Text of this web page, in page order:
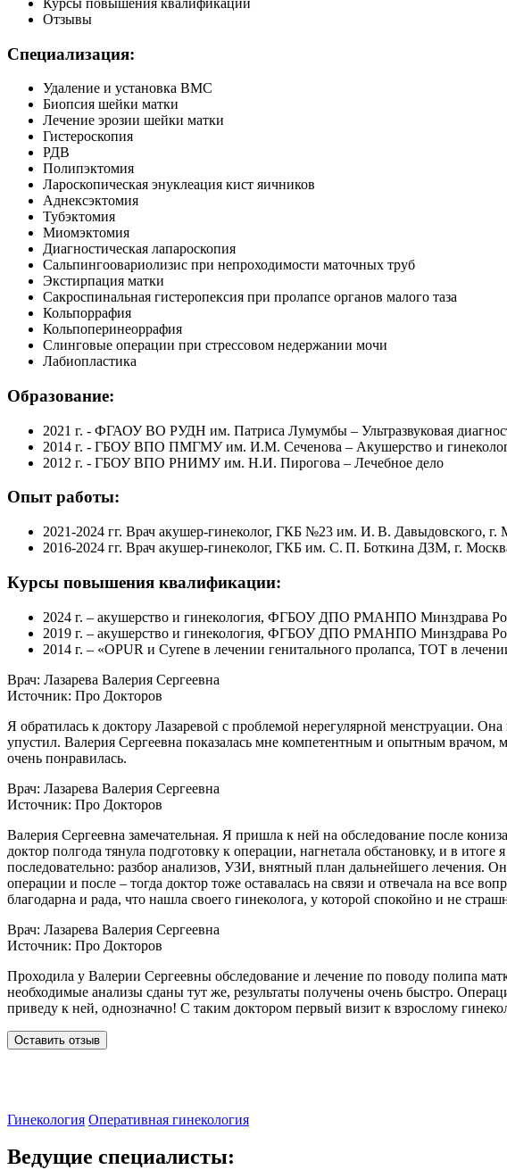
Отзывы
Специализация:
Удаление и установка ВМС
Биопсия шейки матки
Лечение эрозии шейки матки
Гистероскопия
РДВ
Полипэктомия
Лароскопическая энуклеация кист яичников
Аднексэктомия
Тубэктомия
Миомэктомия
Диагностическая лапароскопия
Сальпингоовариолизис при непроходимости маточных труб
Экстирпация матки
Сакроспинальная гистеропексия при пролапсе органов малого таза
Кольпоррафия
Кольпоперинеоррафия
Слинговые операции при стрессовом недержании мочи
Лабиопластика
Образование:
2021 г. - ФГАОУ ВО РУДН им. Патриса Лумумбы – Ультразвуковая
2014 г. - ГБОУ ВПО ПМГМУ им. И.М. Сеченова – Акушерство и
2012 г. - ГБОУ ВПО РНИМУ им. Н.И. Пирогова – Лечебное дело
Опыт работы:
2021-2024 гг. Врач акушер-гинеколог, ГКБ №23 им. И. В. Давыдовского, г.
2016-2024 гг. Врач акушер-гинеколог, ГКБ им. С. П. Боткина ДЗМ, г.
Курсы повышения квалификации:
2024 г. – акушерство и гинекология, ФГБОУ ДПО РМАНПО Минздрава
2019 г. – акушерство и гинекология, ФГБОУ ДПО РМАНПО Минздрава
2014 г. – «OPUR и Cyrene в лечении генитального пролапса, ТОТ в
Врач: Лазарева Валерия Сергеевна
Источник: Про Докторов
Я обратилась к доктору Лазаревой с проблемой нерегулярной менструации.
упустил. Валерия Сергеевна показалась мне компетентным и опытным врачом,
очень понравилась.
Врач: Лазарева Валерия Сергеевна
Источник: Про Докторов
Валерия Сергеевна замечательная. Я пришла к ней на обследование после
доктор полгода тянула подготовку к операции, нагнетала обстановку, и в
последовательно: разбор анализов​, УЗИ​, внятный план дальнейшего лечения.
операции и после – тогда доктор тоже оставалась на связи и отвечала на все
благодарна и рада, что нашла своего гинеколога, у которой спокойно и не
Врач: Лазарева Валерия Сергеевна
Источник: Про Докторов
Проходила у Валерии Сергеевны обследование и лечение по поводу полипа
необходимые анализы​ сданы тут же, результаты получены очень быстро.
приведу к ней, однозначно! С таким доктором первый визит к взрослому
Оставить отзыв
Гинекология Оперативная гинекология
Ведущие специалисты: